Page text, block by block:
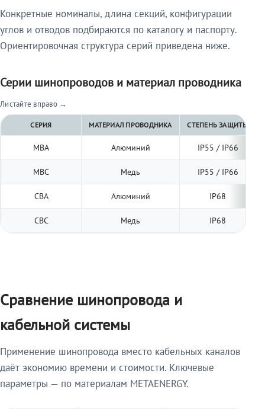
Конкретные номиналы, длина секций, конфигурации
углов и отводов подбираются по каталогу и паспорту.
Ориентировочная структура серий приведена ниже.
Серии шинопроводов и материал проводника
Листайте вправо →
СЕРИЯ МАТЕРИАЛ ПРОВОДНИКА СТЕПЕНЬ ЗАЩИТЫ
МВА Алюминий IP55 / IP66
МВС Медь IP55 / IP66
СВА Алюминий IP68
СВС Медь IP68
Сравнение шинопровода и
кабельной системы
Применение шинопровода вместо кабельных каналов
даёт экономию времени и стоимости. Ключевые
параметры — по материалам METAENERGY.